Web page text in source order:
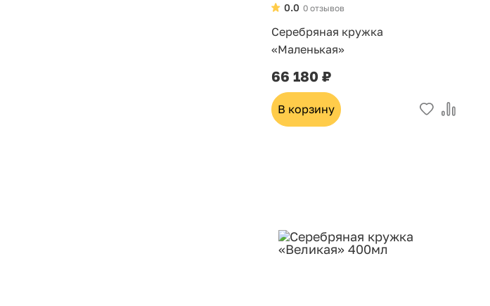
0 отзывов
0.0
Серебряная кружка
«Маленькая»
66 180 ₽
В корзину